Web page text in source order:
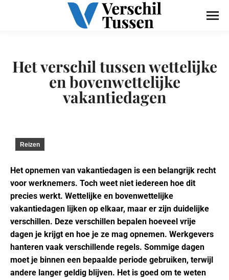
Het verschil tussen wettelijke
en bovenwettelijke
vakantiedagen
Reizen
Het opnemen van vakantiedagen is een belangrijk recht
voor werknemers. Toch weet niet iedereen hoe dit
precies werkt. Wettelijke en bovenwettelijke
vakantiedagen lijken op elkaar, maar er zijn duidelijke
verschillen. Deze verschillen bepalen hoeveel vrije
dagen je krijgt en hoe je ze mag opnemen. Werkgevers
hanteren vaak verschillende regels. Sommige dagen
moet je binnen een bepaalde periode gebruiken, terwijl
andere langer geldig blijven. Het is goed om te weten